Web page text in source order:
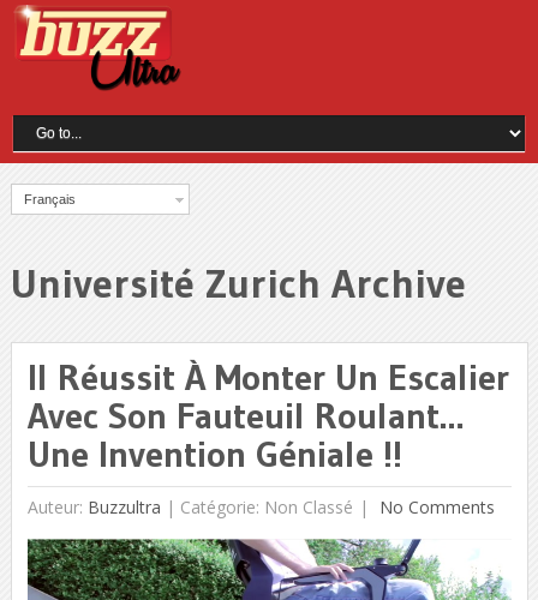
Français
Université Zurich Archive
Il Réussit À Monter Un Escalier
Avec Son Fauteuil Roulant…
Une Invention Géniale !!
Auteur: Buzzultra | Catégorie: Non Classé No Comments